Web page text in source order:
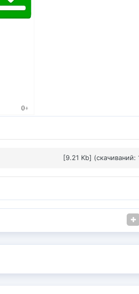
[9.21 Kb] (cкачиваний: